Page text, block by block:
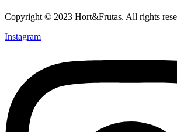
Copyright © 2023 Hort&Frutas. All rights
Instagram